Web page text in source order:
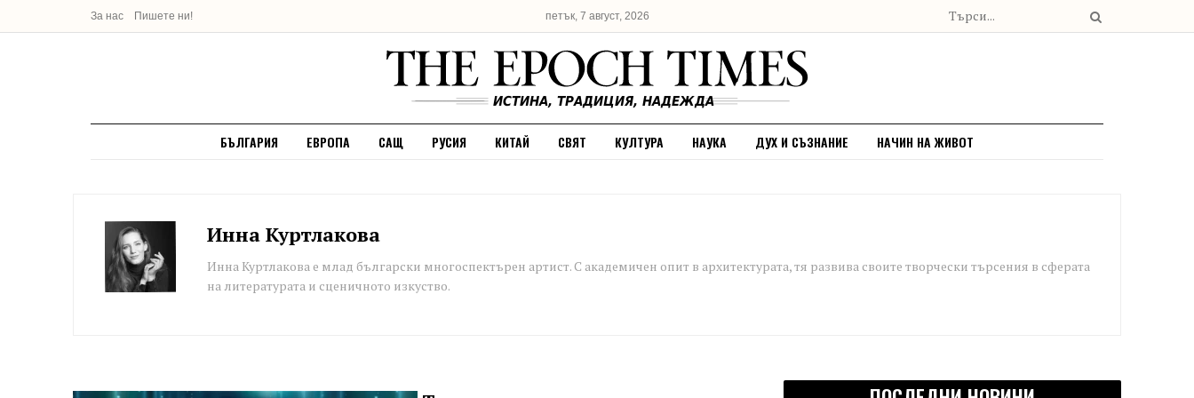
За нас Пишете ни! петък, 7 август, 2026
БЪЛГАРИЯ ЕВРОПА САЩ РУСИЯ КИТАЙ СВЯТ КУЛТУРА НАУКА ДУХ И СЪЗНАНИЕ НАЧИН НА ЖИВОТ
Инна Куртлакова
Инна Куртлакова е млад български многоспектърен артист. С академичен опит в архитектурата, тя развива своите творчески търсения в сферата
на литературата и сценичното изкуство.